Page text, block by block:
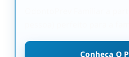
Conheça O